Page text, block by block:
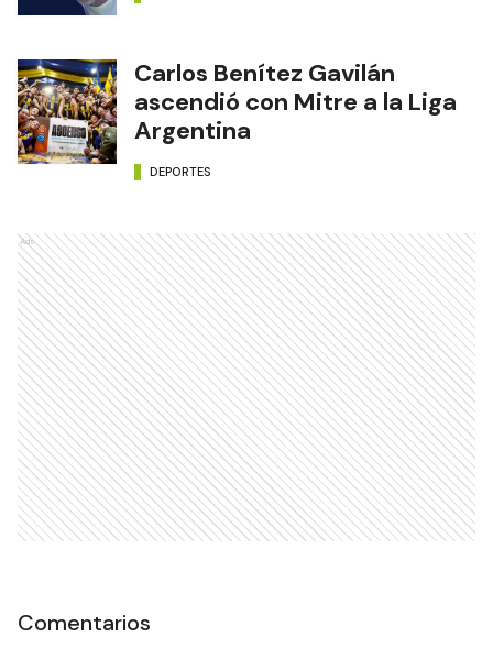
Carlos Benítez Gavilán
ascendió con Mitre a la Liga
Argentina
DEPORTES
Ads
Comentarios